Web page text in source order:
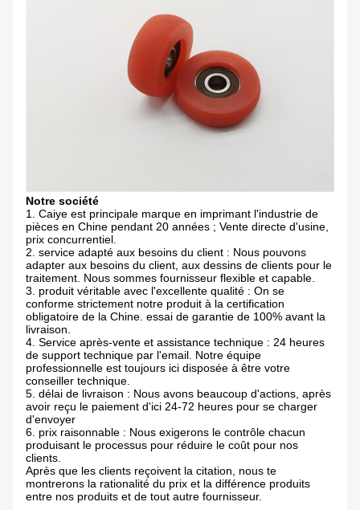
Notre société
1. Caiye est principale marque en imprimant l'industrie de
pièces en Chine pendant 20 années ; Vente directe d'usine,
prix concurrentiel.
2. service adapté aux besoins du client : Nous pouvons
adapter aux besoins du client, aux dessins de clients pour le
traitement. Nous sommes fournisseur flexible et capable.
3. produit véritable avec l'excellente qualité : On se
conforme strictement notre produit à la certification
obligatoire de la Chine. essai de garantie de 100% avant la
livraison.
4. Service après-vente et assistance technique : 24 heures
de support technique par l'email. Notre équipe
professionnelle est toujours ici disposée à être votre
conseiller technique.
5. délai de livraison : Nous avons beaucoup d'actions, après
avoir reçu le paiement d'ici 24-72 heures pour se charger
d'envoyer
6. prix raisonnable : Nous exigerons le contrôle chacun
produisant le processus pour réduire le coût pour nos
clients.
Après que les clients reçoivent la citation, nous te
montrerons la rationalité du prix et la différence produits
entre nos produits et de tout autre fournisseur.